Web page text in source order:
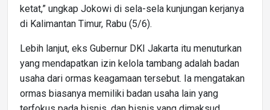
ketat,” ungkap Jokowi di sela-sela kunjungan kerjanya
di Kalimantan Timur, Rabu (5/6).
Lebih lanjut, eks Gubernur DKI Jakarta itu menuturkan
yang mendapatkan izin kelola tambang adalah badan
usaha dari ormas keagamaan tersebut. Ia mengatakan
ormas biasanya memiliki badan usaha lain yang